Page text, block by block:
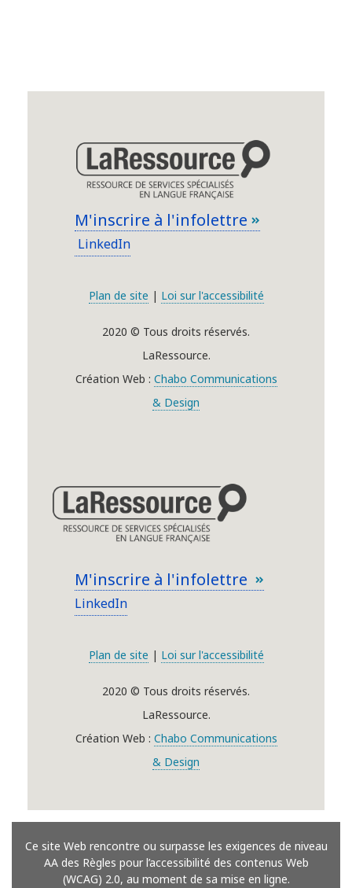
M'inscrire à l'infolettre
LinkedIn
Plan de site | Loi sur l'accessibilité
2020 © Tous droits réservés.
LaRessource.
Création Web : Chabo Communications
& Design
M'inscrire à l'infolettre
LinkedIn
Plan de site | Loi sur l'accessibilité
2020 © Tous droits réservés.
LaRessource.
Création Web : Chabo Communications
& Design
Ce site Web rencontre ou surpasse les exigences de niveau
AA des Règles pour l’accessibilité des contenus Web
(WCAG) 2.0, au moment de sa mise en ligne.